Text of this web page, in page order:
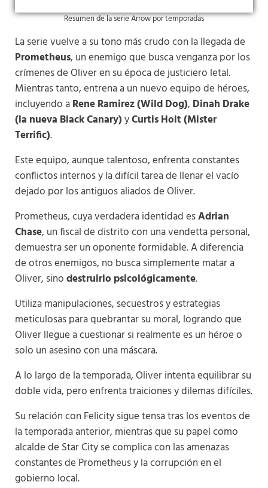
Resumen de la serie Arrow por temporadas
La serie vuelve a su tono más crudo con la llegada de
Prometheus, un enemigo que busca venganza por los
crímenes de Oliver en su época de justiciero letal.
Mientras tanto, entrena a un nuevo equipo de héroes,
incluyendo aRene Ramirez (Wild Dog), Dinah Drake
(la nueva Black Canary)yCurtis Holt (Mister
Terrific).
Este equipo, aunque talentoso, enfrenta constantes
conflictos internos y la difícil tarea de llenar el vacío
dejado por los antiguos aliados de Oliver.
Prometheus, cuya verdadera identidad esAdrian
Chase, un fiscal de distrito con una vendetta personal,
demuestra ser un oponente formidable. A diferencia
de otros enemigos, no busca simplemente matar a
Oliver, sinodestruirlo psicológicamente.
Utiliza manipulaciones, secuestros y estrategias
meticulosas para quebrantar su moral, logrando que
Oliver llegue a cuestionar si realmente es un héroe o
solo un asesino con una máscara.
A lo largo de la temporada, Oliver intenta equilibrar su
doble vida, pero enfrenta traiciones y dilemas difíciles.
Su relación con Felicity sigue tensa tras los eventos de
la temporada anterior, mientras que su papel como
alcalde de Star City se complica con las amenazas
constantes de Prometheus y la corrupción en el
gobierno local.